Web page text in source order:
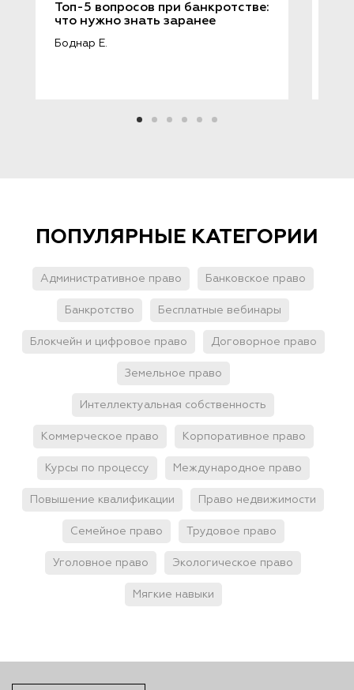
Топ-5 вопросов при банкротстве:
что нужно знать заранее
Боднар Е.
ПОПУЛЯРНЫЕ КАТЕГОРИИ
Административное право Банковское право
Банкротство Бесплатные вебинары
Блокчейн и цифровое право Договорное право
Земельное право
Интеллектуальная собственность
Коммерческое право Корпоративное право
Курсы по процессу Международное право
Повышение квалификации Право недвижимости
Семейное право Трудовое право
Уголовное право Экологическое право
Мягкие навыки